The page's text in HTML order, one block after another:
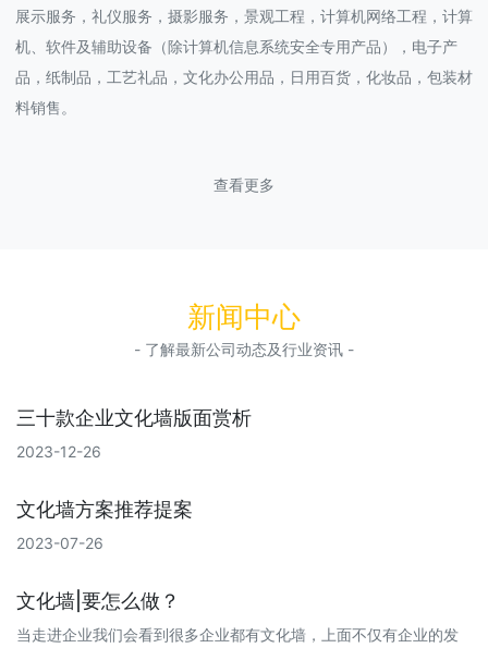
展示服务，礼仪服务，摄影服务，景观工程，计算机网络工程，计算
机、软件及辅助设备（除计算机信息系统安全专用产品），电子产
品，纸制品，工艺礼品，文化办公用品，日用百货，化妆品，包装材
料销售。
查看更多
新闻中心
- 了解最新公司动态及行业资讯 -
三十款企业文化墙版面赏析
2023-12-26
文化墙方案推荐提案
2023-07-26
文化墙|要怎么做？
当走进企业我们会看到很多企业都有文化墙，上面不仅有企业的发